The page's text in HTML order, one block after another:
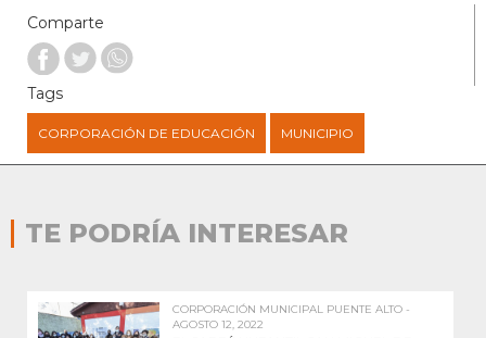
Comparte
Tags
CORPORACIÓN DE EDUCACIÓN MUNICIPIO
TE PODRÍA INTERESAR
CORPORACIÓN MUNICIPAL PUENTE ALTO -
AGOSTO 12, 2022